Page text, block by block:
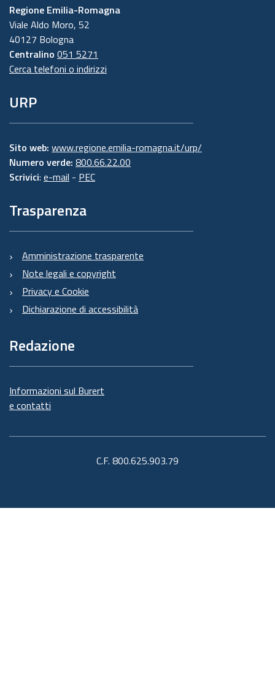
Regione Emilia-Romagna
Viale Aldo Moro, 52
40127 Bologna
Centralino 051 5271
Cerca telefoni o indirizzi
URP
Sito web: www.regione.emilia-romagna.it/urp/
Numero verde: 800.66.22.00
Scrivici: e-mail - PEC
Trasparenza
Amministrazione trasparente
Note legali e copyright
Privacy e Cookie
Dichiarazione di accessibilità
Redazione
Informazioni sul Burert
e contatti
C.F. 800.625.903.79